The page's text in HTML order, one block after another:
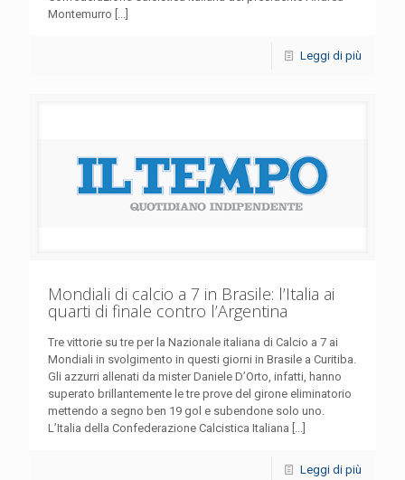
Montemurro [...]
Leggi di più
Mondiali di calcio a 7 in Brasile: l’Italia ai
quarti di finale contro l’Argentina
Tre vittorie su tre per la Nazionale italiana di Calcio a 7 ai
Mondiali in svolgimento in questi giorni in Brasile a Curitiba.
Gli azzurri allenati da mister Daniele D’Orto, infatti, hanno
superato brillantemente le tre prove del girone eliminatorio
mettendo a segno ben 19 gol e subendone solo uno.
L’Italia della Confederazione Calcistica Italiana [...]
Leggi di più